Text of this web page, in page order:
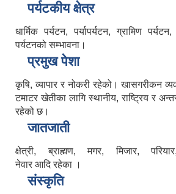
पर्यटकीय क्षेत्र
धार्मिक पर्यटन, पर्यापर्यटन, ग्रामिण
पर्यटनको सम्भावना।
प्रमुख पेशा
कृषि, व्यापार र नोकरी रहेको। खासगरीकन
टमाटर खेतीका लागि स्थानीय, राष्ट्रिय र
रहेको छ।
जातजाती
क्षेत्री, ब्राह्मण, मगर, मिजार,
नेवार आदि रहेका ।
संस्कृति